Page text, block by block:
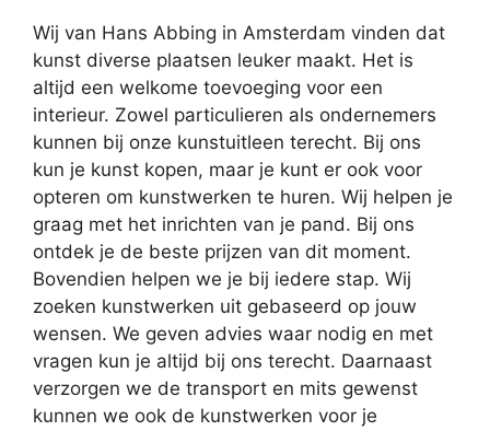
Wij van Hans Abbing in Amsterdam vinden dat
kunst diverse plaatsen leuker maakt. Het is
altijd een welkome toevoeging voor een
interieur. Zowel particulieren als ondernemers
kunnen bij onze kunstuitleen terecht. Bij ons
kun je kunst kopen, maar je kunt er ook voor
opteren om kunstwerken te huren. Wij helpen je
graag met het inrichten van je pand. Bij ons
ontdek je de beste prijzen van dit moment.
Bovendien helpen we je bij iedere stap. Wij
zoeken kunstwerken uit gebaseerd op jouw
wensen. We geven advies waar nodig en met
vragen kun je altijd bij ons terecht. Daarnaast
verzorgen we de transport en mits gewenst
kunnen we ook de kunstwerken voor je